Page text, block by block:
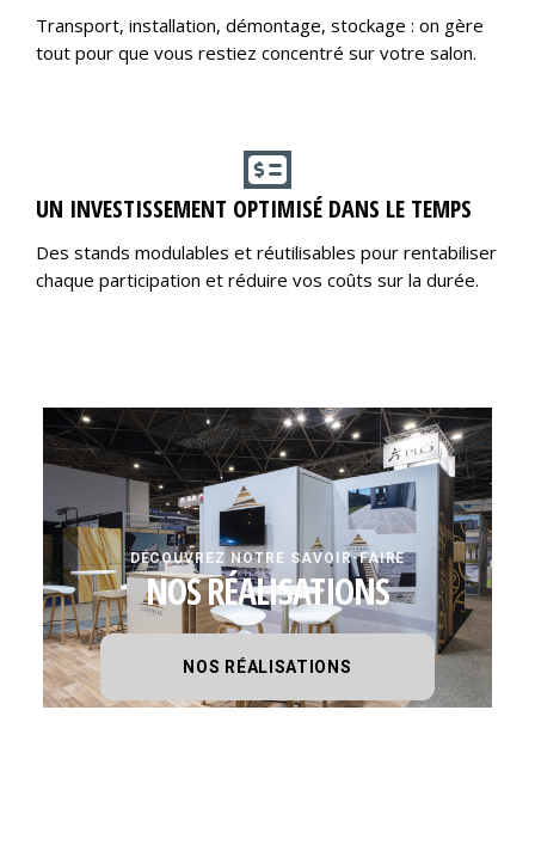
Transport, installation, démontage, stockage : on gère
tout pour que vous restiez concentré sur votre salon.
UN INVESTISSEMENT OPTIMISÉ DANS LE TEMPS
Des stands modulables et réutilisables pour rentabiliser
chaque participation et réduire vos coûts sur la durée.
DÉCOUVREZ NOTRE SAVOIR-FAIRE
NOS RÉALISATIONS
NOS RÉALISATIONS